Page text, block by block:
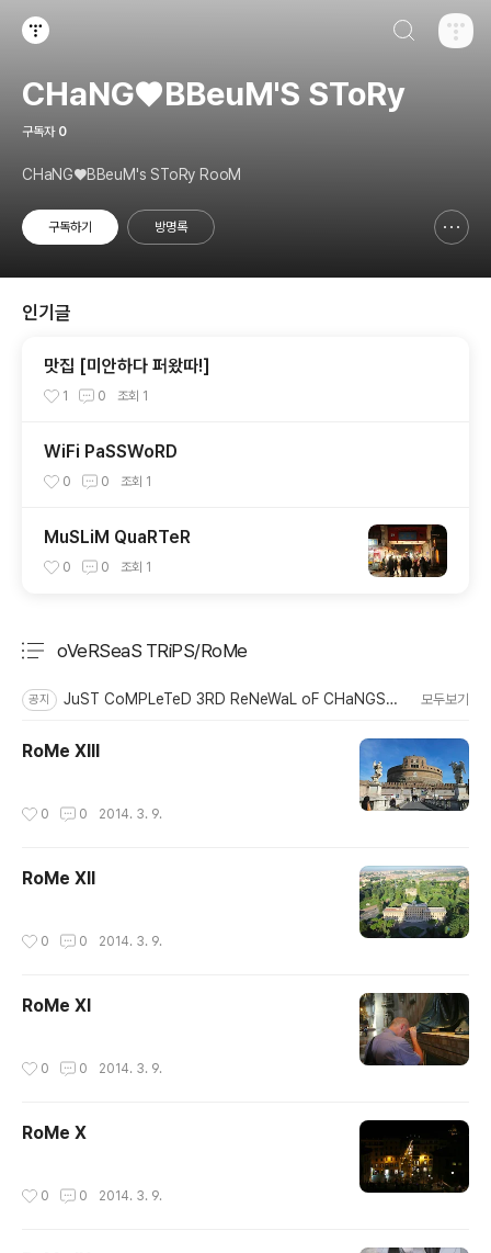
CHaNG♥️BBeuM'S SToRy
구독자 0
CHaNG♥️BBeuM's SToRy RooM
구독하기 방명록
인기글
맛집 [미안하다 퍼왔따!]
1 0 조회 1
WiFi PaSSWoRD
0 0 조회 1
MuSLiM QuaRTeR
0 0 조회 1
oVeRSeaS TRiPS/RoMe
공지 JuST CoMPLeTeD 3RD ReNeWaL oF CHaNGSToRy 모두보기
RoMe XIII
0 0 2014. 3. 9.
RoMe XII
0 0 2014. 3. 9.
RoMe XI
0 0 2014. 3. 9.
RoMe X
0 0 2014. 3. 9.